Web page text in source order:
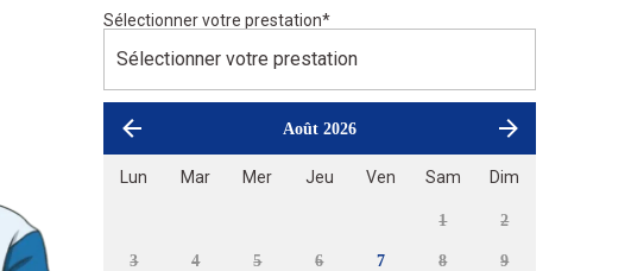
Sélectionner votre prestation*
Août 2026
Lun Mar Mer Jeu Ven Sam Dim
1 2
3 4 5 6 7 8 9